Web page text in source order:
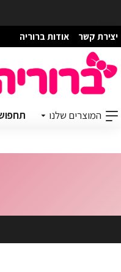
יצירת קשר אודות ברוריה
המוצרים שלנו